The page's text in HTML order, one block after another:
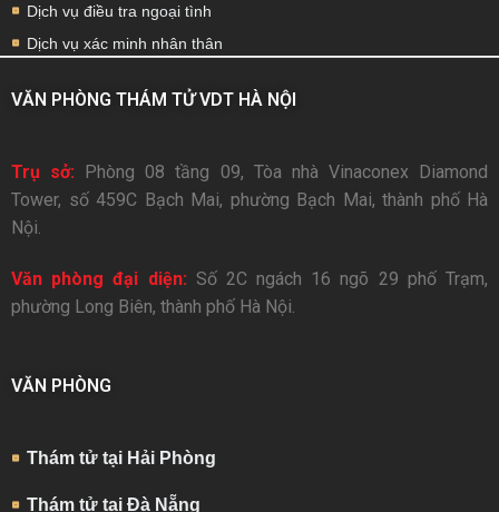
Dịch vụ điều tra ngoại tình
Dịch vụ xác minh nhân thân
VĂN PHÒNG THÁM TỬ VDT HÀ NỘI
Trụ sở: Phòng 08 tầng 09, Tòa nhà Vinaconex Diamond
Tower, số 459C Bạch Mai, phường Bạch Mai, thành phố Hà
Nội.
Văn phòng đại diện: Số 2C ngách 16 ngõ 29 phố Trạm,
phường Long Biên, thành phố Hà Nội.
VĂN PHÒNG
Thám tử tại Hải Phòng
Thám tử tại Đà Nẵng